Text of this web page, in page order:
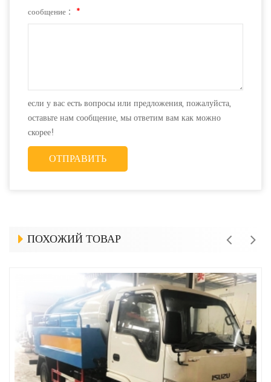
сообщение : *
если у вас есть вопросы или предложения, пожалуйста,
оставьте нам сообщение, мы ответим вам как можно
скорее!
ПОХОЖИЙ ТОВАР